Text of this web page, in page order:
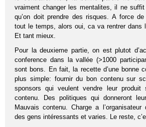
vraiment changer les mentalites, il ne
qu’on doit prendre des risques. A force de
tout le temps, alors oui, ca va rentrer dans
Et tant mieux.
Pour la deuxieme partie, on est plutot
conference dans la vallée (>1000
sont bons. En fait, la recette d’une bonne
plus simple: fournir du bon contenu sur
sponsors qui veulent vendre leur produit
contenu. Des politiques qui donneront
Mauvais contenu. Charge a
des gens intéressants et varies. Le reste,